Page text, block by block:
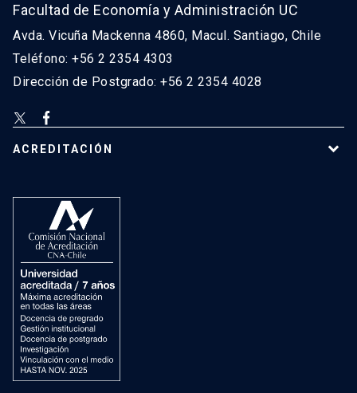
Facultad de Economía y Administración UC
Avda. Vicuña Mackenna 4860, Macul. Santiago, Chile
Teléfono: +56 2 2354 4303
Dirección de Postgrado: +56 2 2354 4028
ACREDITACIÓN